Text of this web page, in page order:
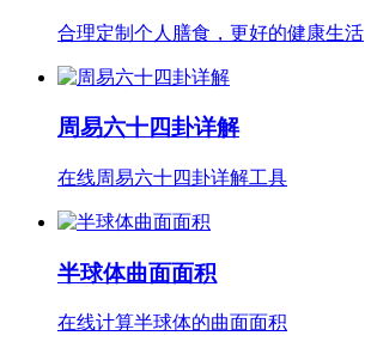
合理定制个人膳食，更好的健康生活
周易六十四卦详解
在线周易六十四卦详解工具
半球体曲面面积
在线计算半球体的曲面面积